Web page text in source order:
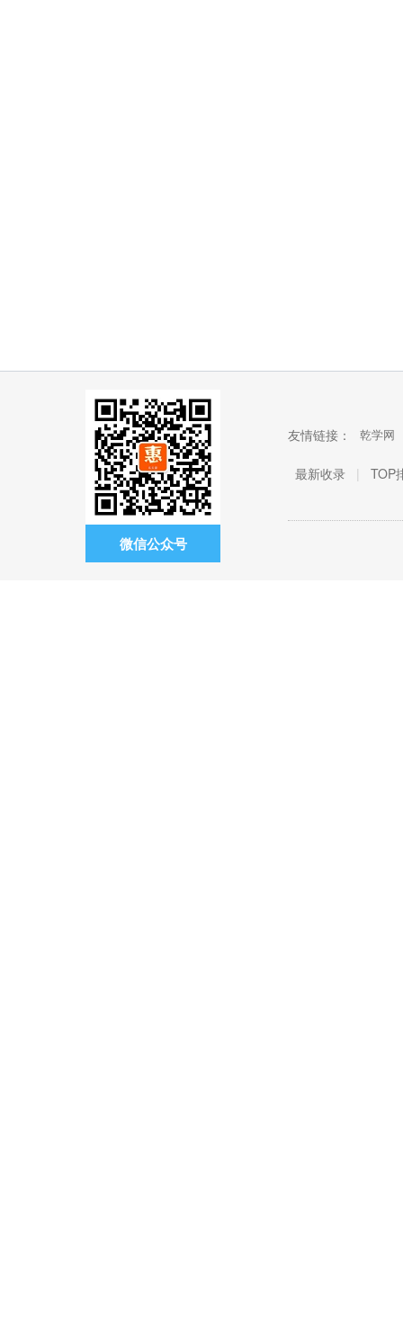
微信公众号
友情链接： 乾学网
最新收录 | TOP